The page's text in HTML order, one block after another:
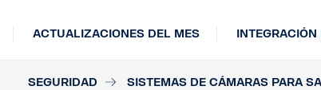
ACTUALIZACIONES DEL MES
SEGURIDAD SISTEMAS DE CÁMARAS PARA